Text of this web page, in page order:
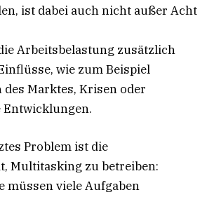
ist dabei auch nicht außer Acht
Arbeitsbelastung zusätzlich
wie zum Beispiel
Marktes, Krisen oder
Problem ist die
Multitasking zu betreiben:
viele Aufgaben